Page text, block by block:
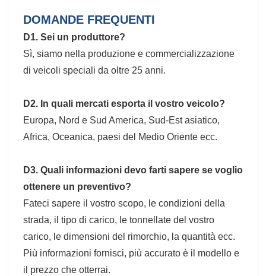
DOMANDE FREQUENTI
D1. Sei un produttore?
Sì, siamo nella produzione e commercializzazione
di veicoli speciali da oltre 25 anni.
D2. In quali mercati esporta il vostro veicolo?
Europa, Nord e Sud America, Sud-Est asiatico,
Africa, Oceanica, paesi del Medio Oriente ecc.
D3. Quali informazioni devo farti sapere se voglio
ottenere un preventivo?
Fateci sapere il vostro scopo, le condizioni della
strada, il tipo di carico, le tonnellate del vostro
carico, le dimensioni del rimorchio, la quantità ecc.
Più informazioni fornisci, più accurato è il modello e
il prezzo che otterrai.